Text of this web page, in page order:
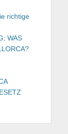
richtige
WAS